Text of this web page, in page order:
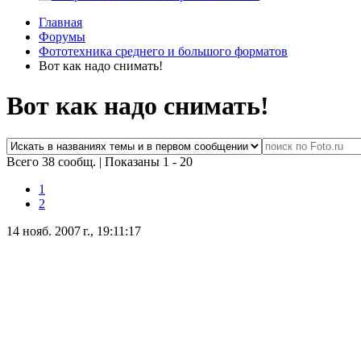
Главная
Форумы
Фототехника среднего и большого форматов
Вот как надо снимать!
Вот как надо снимать!
Всего 38 сообщ. | Показаны 1 - 20
1
2
14 нояб. 2007 г., 19:11:17